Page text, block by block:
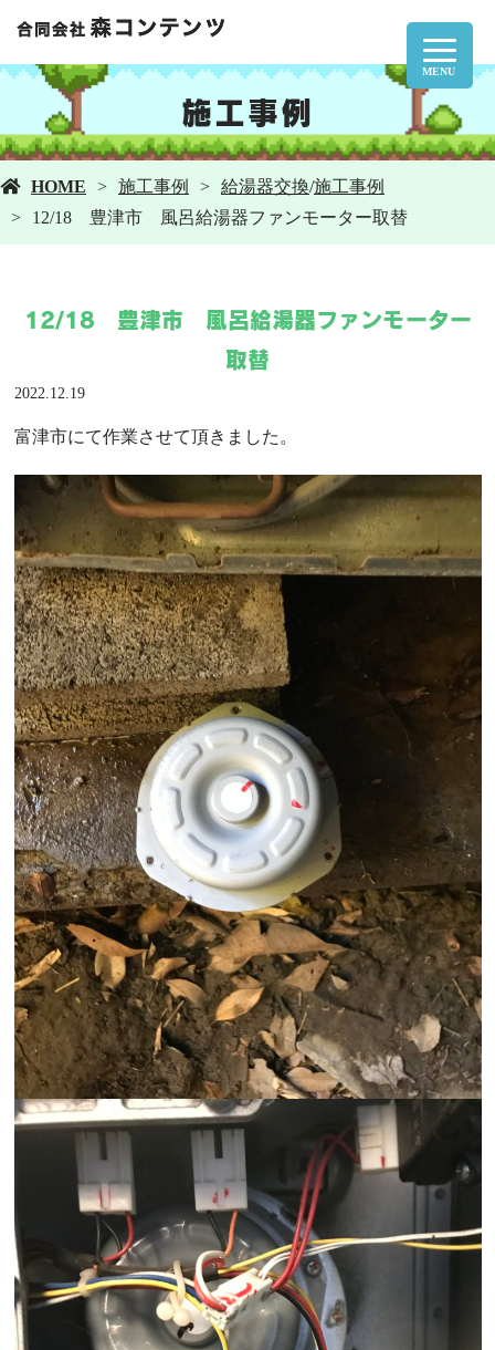
MENU
施工事例
HOME 施工事例 給湯器交換/施工事例
12/18 豊津市 風呂給湯器ファンモーター取替
12/18 豊津市 風呂給湯器ファンモーター
取替
2022.12.19
富津市にて作業させて頂きました。